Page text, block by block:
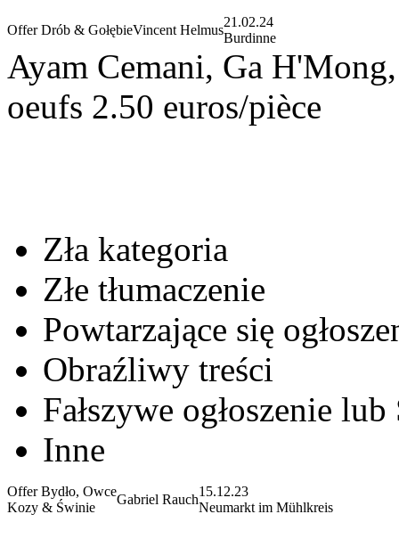
Offer Drób & GołębieVincent Helmus
21.02.24
Burdinne
Ayam Cemani, Ga
oeufs 2.50 euros/pièce
Zła kategoria
Złe tłumaczenie
Powtarzające się
Obraźliwy treści
Fałszywe ogłoszenie lub
Inne
Offer Bydło, Owce
Kozy & Świnie
Gabriel Rauch
15.12.23
Neumarkt im Mühlkreis